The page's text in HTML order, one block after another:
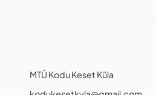
MTÜ Kodu Keset Küla